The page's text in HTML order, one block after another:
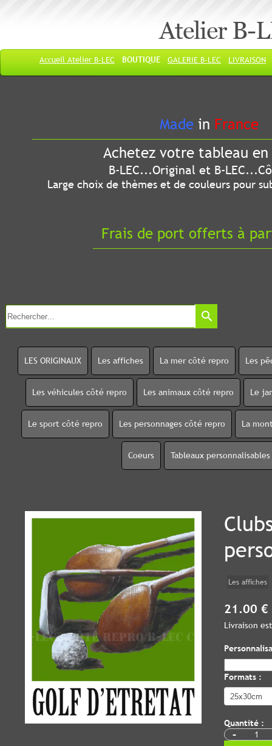
Atelier B-
Accueil Atelier B-LEC BOUTIQUE GALERIE B-LEC LIVRAISON
Made in France
Achetez votre tableau
B-LEC...Original et B-
Large choix de thèmes et de couleurs pour
Frais de port offerts à
search
LES ORIGINAUX Les affiches La mer côté repro Les
Les véhicules côté repro Les animaux côté repro Le
Le sport côté repro Les personnages côté repro La
Coeurs Tableaux personnalisables
Les affiches
21.00 €
Livraison
Formats :
Quantité :
-